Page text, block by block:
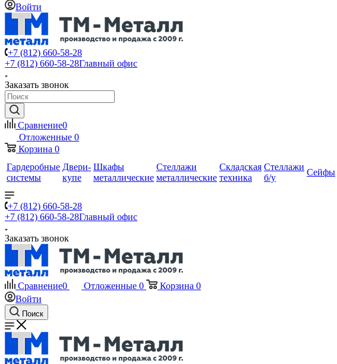
Войти
+7 (812) 660-58-28
+7 (812) 660-58-28Главный офис
Заказать звонок
Сравнение0
Отложенные 0
Корзина 0
Гардеробные
системы
Двери-
купе
Шкафы
металлические
Стеллажи
металлические
Складская
техника
Стеллажи
б/у
Сейфы
+7 (812) 660-58-28
+7 (812) 660-58-28Главный офис
Заказать звонок
Сравнение0 Отложенные 0 Корзина 0
Войти
Поиск